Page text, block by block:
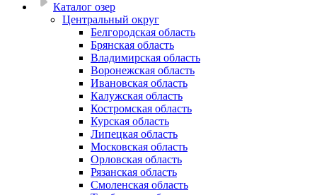
Каталог озер
Центральный округ
Белгородская область
Брянская область
Владимирская область
Воронежская область
Ивановская область
Калужская область
Костромская область
Курская область
Липецкая область
Московская область
Орловская область
Рязанская область
Смоленская область